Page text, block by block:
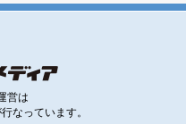
営は
なっています。